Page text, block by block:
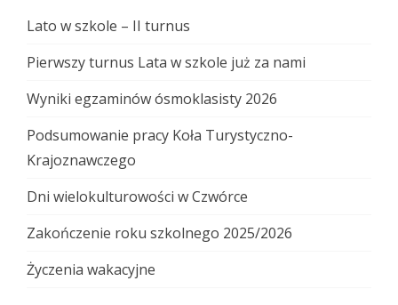
Lato w szkole – II turnus
Pierwszy turnus Lata w szkole już za nami
Wyniki egzaminów ósmoklasisty 2026
Podsumowanie pracy Koła Turystyczno-
Krajoznawczego
Dni wielokulturowości w Czwórce
Zakończenie roku szkolnego 2025/2026
Życzenia wakacyjne